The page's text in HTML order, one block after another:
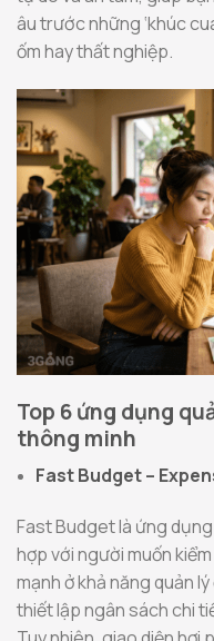
âu trước những ‘khúc
ốm hay thất nghiệp.
Top 6 ứng dụng
thông minh
Fast Budget –
Fast Budget là ứng
hợp với người muốn
mạnh ở khả năng quản
thiết lập ngân sách chi